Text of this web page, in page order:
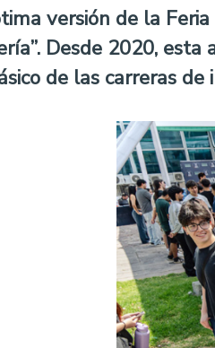
versión de la
Desde 2020,
de las carreras